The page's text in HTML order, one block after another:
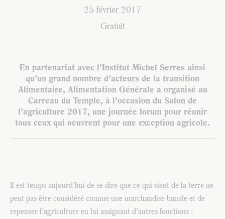
25 février 2017
Gratuit
En partenariat avec l’Institut Michel Serres ainsi
qu’un grand nombre d’acteurs de la transition
Alimentaire, Alimentation Générale a organisé au
Carreau du Temple, à l’occasion du Salon de
l’agriculture 2017, une journée forum pour réunir
tous ceux qui oeuvrent pour une exception agricole.
Il est temps aujourd’hui de se dire que ce qui vient de la terre ne
peut pas être considéré comme une marchandise banale et de
repenser l’agriculture en lui assignant d’autres fonctions :